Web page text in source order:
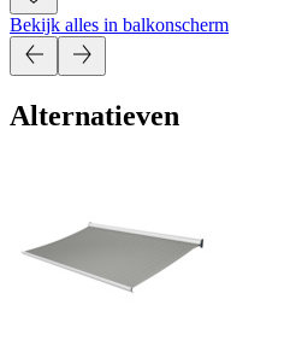
Bekijk alles in balkonscherm
Alternatieven